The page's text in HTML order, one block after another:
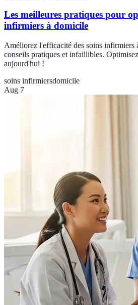
Les meilleures pratiques pour
infirmiers à domicile
Améliorez l'efficacité des soins infirmiers
conseils pratiques et infaillibles.
aujourd'hui !
soins infirmiersdomicile
Aug 7